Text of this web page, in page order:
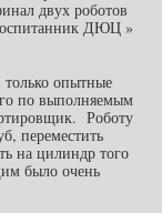
двух роботов
ДЮЦ »
только опытные
по выполняемым
Роботу
переместить
на цилиндр того
было очень